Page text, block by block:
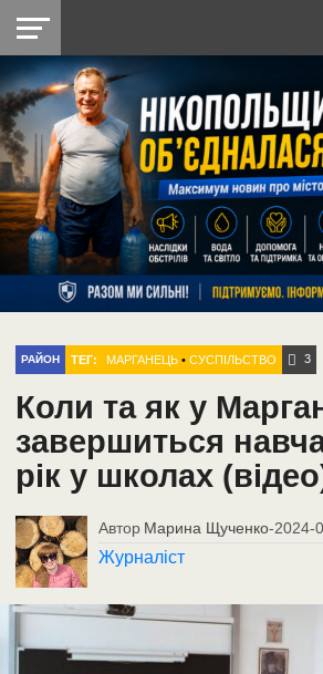
НІКОПОЛЬ
РАЙОН
СІЧЕСЛАВСЬКА
УКРАЇНА
РЕТРО
НІКОПОЛЬ
ЛАЙТ
УКРАЇНА
ДОПОМОГА
РАДІО
РАЙОН ТЕГ: МАРГАНЕЦЬ •СУСПІЛЬСТВО 3
Коли та як у
завершиться
рік у школах
Автор Марина Щученко-2024-
Журналіст